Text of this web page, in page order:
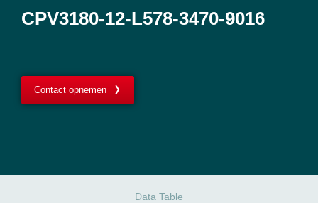
CPV3180-12-L578-3470-9016
Contact opnemen
Data Table